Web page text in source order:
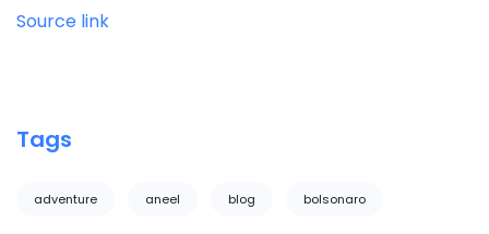
Source link
Tags
adventure aneel blog bolsonaro